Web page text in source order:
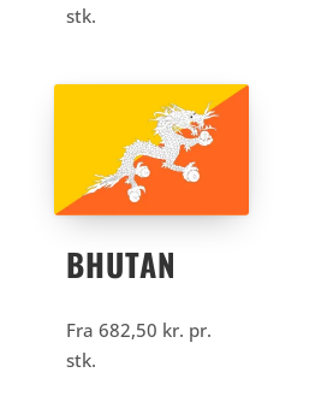
stk.
BHUTAN
Fra 682,50 kr. pr.
stk.